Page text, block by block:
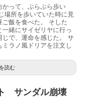
かって、ぶらぶら歩い
場所を歩いていた時に見
飯を食べた。 そした
緒にサイゼリヤに行っ
で、運命を感じた。 サ
ラノ風ドリアを注文し
読む
サンダル崩壊